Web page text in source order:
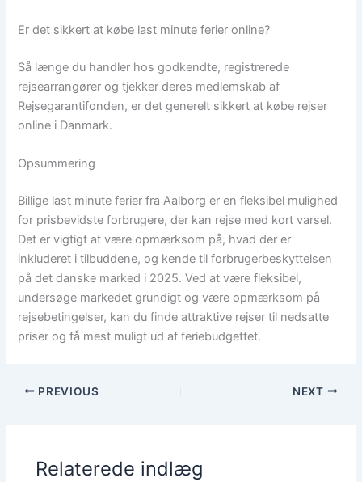
Er det sikkert at købe last minute ferier online?
Så længe du handler hos godkendte, registrerede
rejsearrangører og tjekker deres medlemskab af
Rejsegarantifonden, er det generelt sikkert at købe rejser
online i Danmark.
Opsummering
Billige last minute ferier fra Aalborg er en fleksibel mulighed
for prisbevidste forbrugere, der kan rejse med kort varsel.
Det er vigtigt at være opmærksom på, hvad der er
inkluderet i tilbuddene, og kende til forbrugerbeskyttelsen
på det danske marked i 2025. Ved at være fleksibel,
undersøge markedet grundigt og være opmærksom på
rejsebetingelser, kan du finde attraktive rejser til nedsatte
priser og få mest muligt ud af feriebudgettet.
PREVIOUS NEXT
Relaterede indlæg